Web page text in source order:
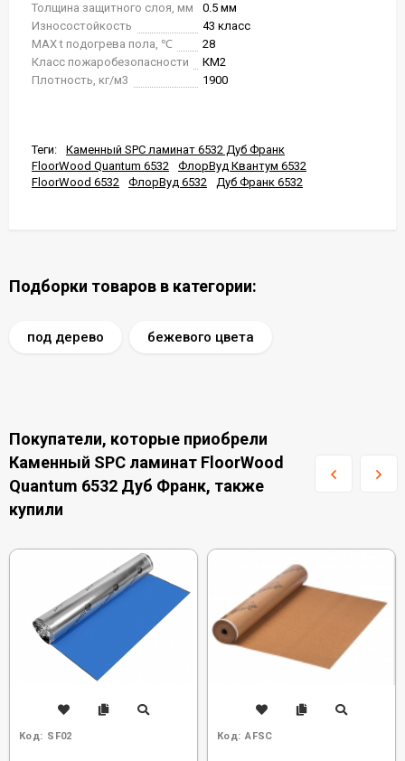
Толщина защитного слоя, мм
0.5 мм
Износостойкость
43 класс
MAX t подогрева пола, ℃
28
Класс пожаробезопасности
КМ2
Плотность, кг/м3
1900
Теги:
Каменный SPC ламинат 6532 Дуб Франк
FloorWood Quantum 6532
ФлорВуд Квантум 6532
FloorWood 6532
ФлорВуд 6532 Дуб Франк 6532
Подборки товаров в категории:
под дерево бежевого цвета
Покупатели, которые приобрели
Каменный SPC ламинат FloorWood
Quantum 6532 Дуб Франк, также
купили
Код: SF02 Код: AFSC